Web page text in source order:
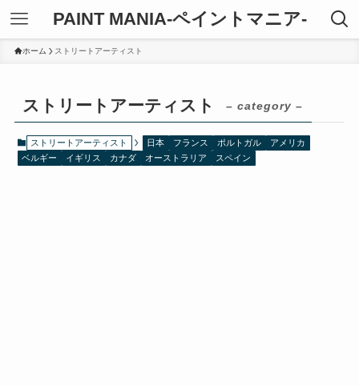
PAINT MANIA-ペイントマニア-
ホーム ストリートアーティスト
ストリートアーティスト – category –
ストリートアーティスト 日本 フランス ポルトガル
アメリカ
ベルギー
イギリス カナダ オーストラリア スペイン